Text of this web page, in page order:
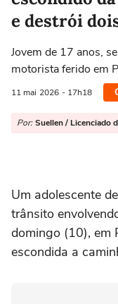
e destrói
Jovem de 17 anos,
motorista ferido em
11 mai 2026 - 17h18
Por: Suellen / Licenciado
Um adolescente
trânsito
domingo (10), em
escondida a